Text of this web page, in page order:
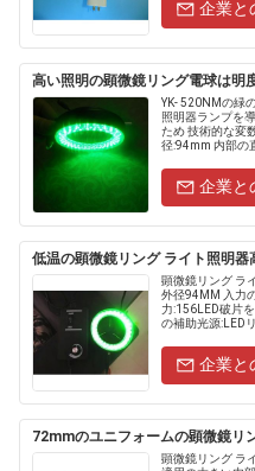
企業と
高い照明の顕微鏡リング電球は明
YK- 520NMの緑
照明器ランプを
ため 技術的な変
径:94mm 内部の
企業と
低温の顕微鏡リング ライト照明
顕微鏡リング ラ
外径94MM 入力
力:156LED破片
の補助光源:LED
企業と
72mmのユニフォームの顕微鏡リ
顕微鏡リング ラ